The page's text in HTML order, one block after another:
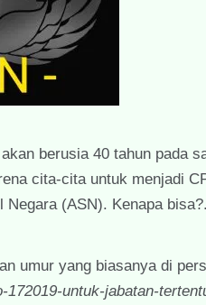
berusia 40 tahun pada
cita-cita untuk menjadi
Negara (ASN). Kenapa bisa?.
umur yang biasanya di
untuk-jabatan-